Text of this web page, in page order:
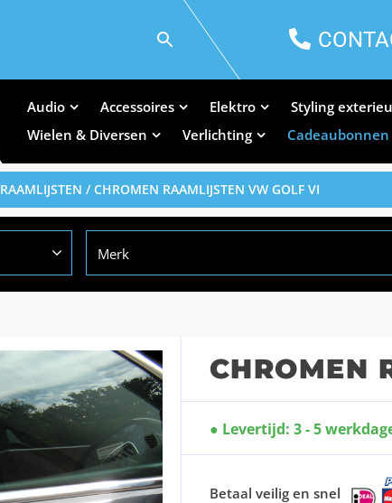
Audio Accessoires Elektro Styling
Wielen & Diversen
Verlichting Cadeaubonnen
RAAMLIJSTEN / CHROMEN RAAMLIJSTEN VW GOLF VI
Merk
CHROMEN
Levertijd: 3 - 5
Betaal veilig en snel